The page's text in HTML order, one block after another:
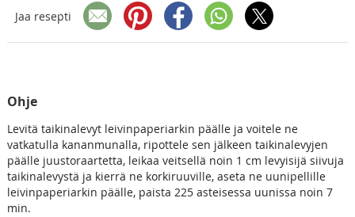
Jaa resepti
Ohje
Levitä taikinalevyt leivinpaperiarkin päälle ja voitele ne
vatkatulla kananmunalla, ripottele sen jälkeen taikinalevyjen
päälle juustoraartetta, leikaa veitsellä noin 1 cm levyisijä siivuja
taikinalevystä ja kierrä ne korkiruuville, aseta ne uunipellille
leivinpaperiarkin päälle, paista 225 asteisessa uunissa noin 7
min.